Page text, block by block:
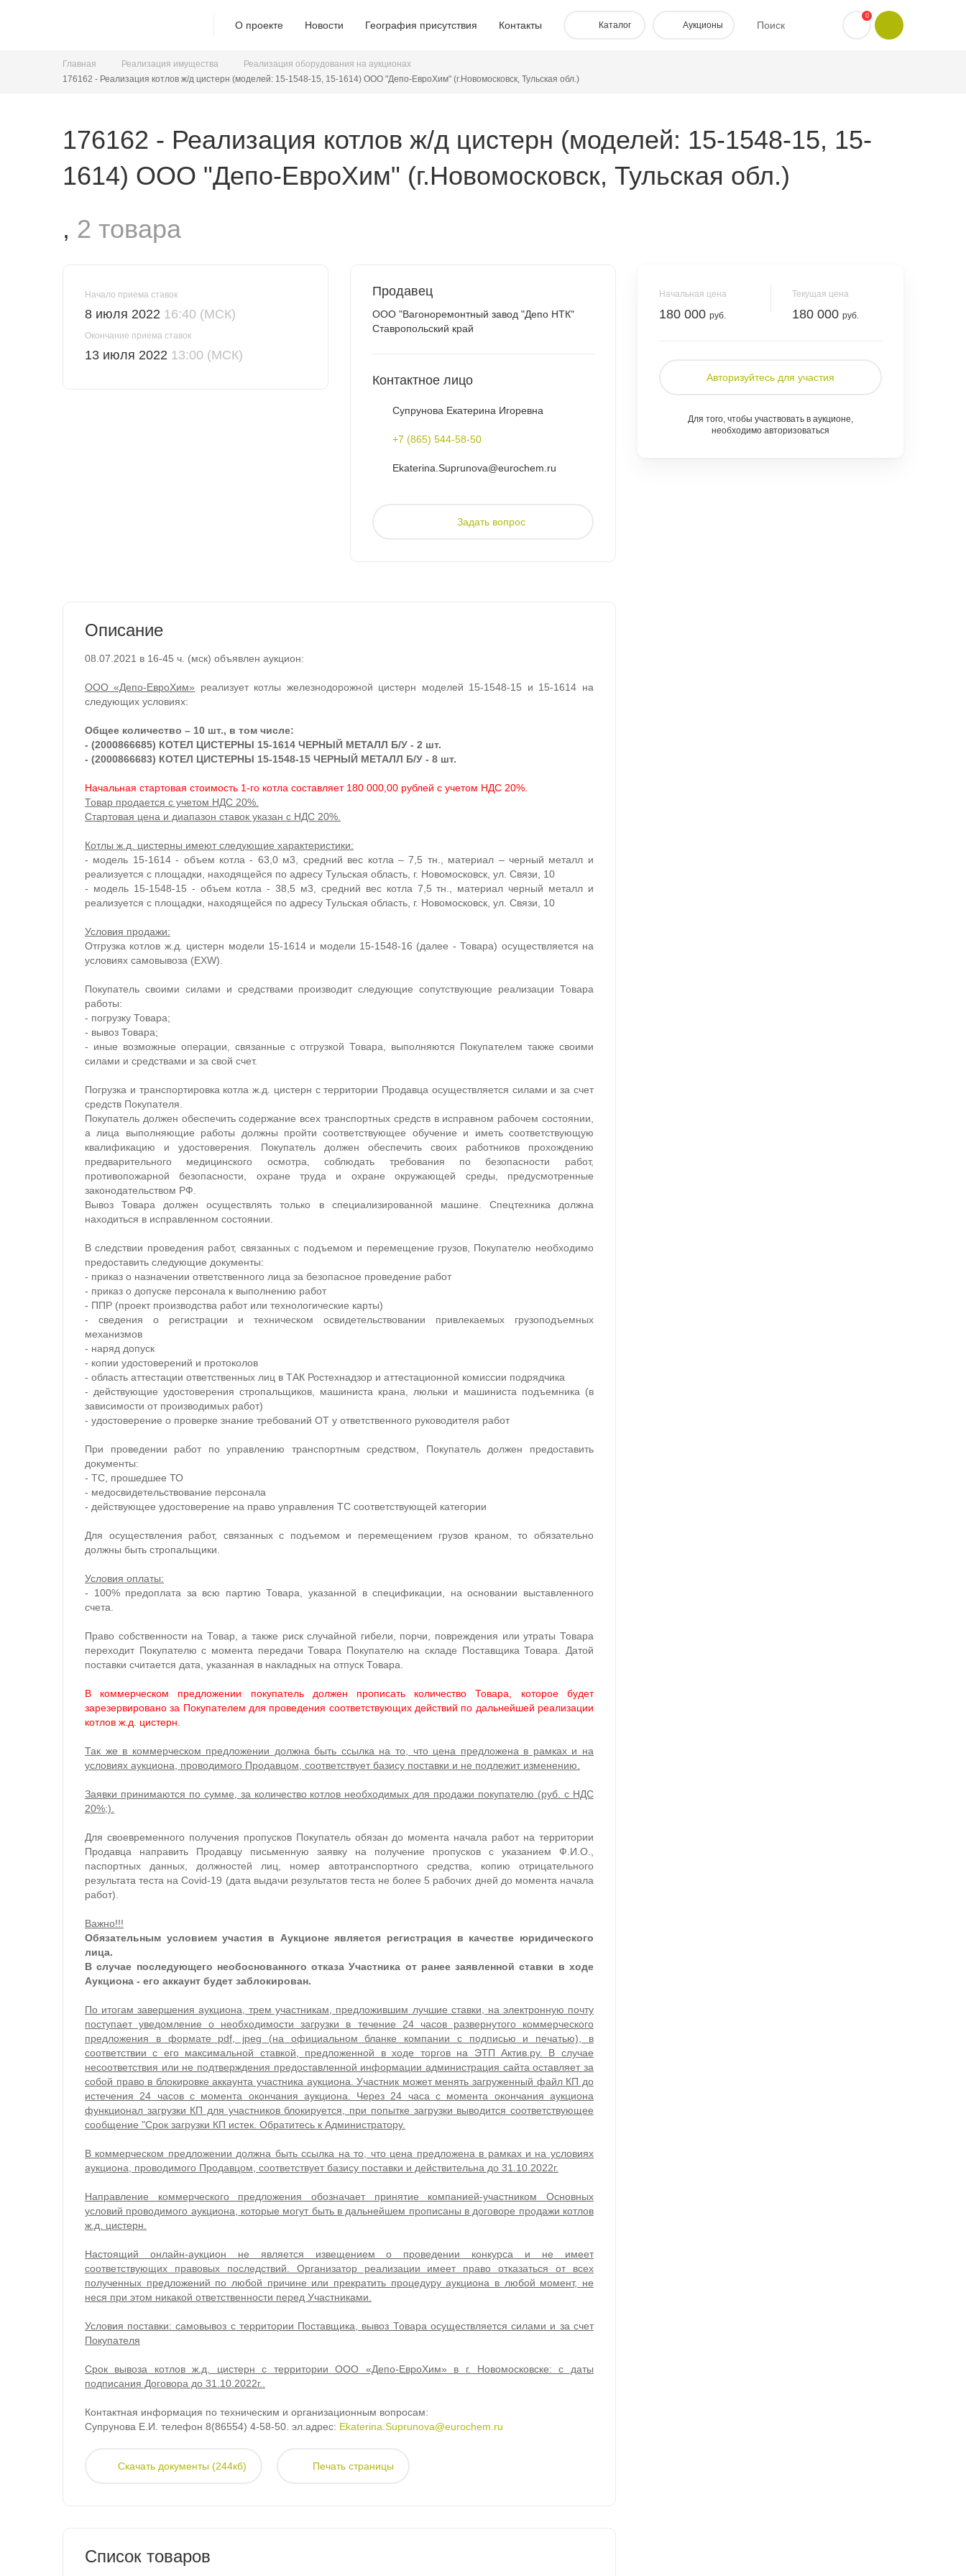
О проекте Новости География присутствия Контакты Каталог Аукционы Поиск
0
Главная Реализация имущества
Реализация оборудования на аукционах
176162 - Реализация котлов ж/д цистерн (моделей: 15-1548-15, 15-1614) ООО "Депо-ЕвроХим" (г.Новомосковск, Тульская обл.)
176162 - Реализация котлов ж/д цистерн (моделей: 15-1548-15, 15-
1614) ООО "Депо-ЕвроХим" (г.Новомосковск, Тульская обл.)
, 2 товара
Начало приема ставок
8 июля 2022 16:40 (МСК)
Окончание приема ставок
13 июля 2022 13:00 (МСК)
Начальная цена
180 000
Текущая цена
180 000
Авторизуйтесь для участия
Для того, чтобы участвовать в аукционе,
необходимо авторизоваться
Продавец
ООО "Вагоноремонтный завод "Депо НТК"
Ставропольский край
Контактное лицо
Супрунова Екатерина Игоревна
+7 (865) 544-58-50
Ekaterina.Suprunova@eurochem.ru
Задать вопрос
Список товаров
Описание
08.07.2021 в 16-45 ч. (мск) объявлен аукцион:
ООО «Депо-ЕвроХим» реализует котлы железнодорожной цистерн моделей 15-1548-15 и 15-1614 на
следующих условиях:
Общее количество – 10 шт., в том числе:
- (2000866685) КОТЕЛ ЦИСТЕРНЫ 15-1614 ЧЕРНЫЙ МЕТАЛЛ Б/У - 2 шт.
- (2000866683) КОТЕЛ ЦИСТЕРНЫ 15-1548-15 ЧЕРНЫЙ МЕТАЛЛ Б/У - 8 шт.
Начальная стартовая стоимость 1-го котла составляет 180 000,00 рублей с учетом НДС 20%.
Товар продается с учетом НДС 20%.
Стартовая цена и диапазон ставок указан с НДС 20%.
Котлы ж.д. цистерны имеют следующие характеристики:
- модель 15-1614 - объем котла - 63,0 м3, средний вес котла – 7,5 тн., материал – черный металл и
реализуется с площадки, находящейся по адресу Тульская область, г. Новомосковск, ул. Связи, 10
- модель 15-1548-15 - объем котла - 38,5 м3, средний вес котла 7,5 тн., материал черный металл и
реализуется с площадки, находящейся по адресу Тульская область, г. Новомосковск, ул. Связи, 10
Условия продажи:
Отгрузка котлов ж.д. цистерн модели 15-1614 и модели 15-1548-16 (далее - Товара) осуществляется на
условиях самовывоза (EXW).
Покупатель своими силами и средствами производит следующие сопутствующие реализации Товара
работы:
- погрузку Товара;
- вывоз Товара;
- иные возможные операции, связанные с отгрузкой Товара, выполняются Покупателем также своими
силами и средствами и за свой счет.
Погрузка и транспортировка котла ж.д. цистерн с территории Продавца осуществляется силами и за счет
средств Покупателя.
Покупатель должен обеспечить содержание всех транспортных средств в исправном рабочем состоянии,
а лица выполняющие работы должны пройти соответствующее обучение и иметь соответствующую
квалификацию и удостоверения. Покупатель должен обеспечить своих работников прохождению
предварительного медицинского осмотра, соблюдать требования по безопасности работ,
противопожарной безопасности, охране труда и охране окружающей среды, предусмотренные
законодательством РФ.
Вывоз Товара должен осуществлять только в специализированной машине. Спецтехника должна
находиться в исправленном состоянии.
В следствии проведения работ, связанных с подъемом и перемещение грузов, Покупателю необходимо
предоставить следующие документы:
- приказ о назначении ответственного лица за безопасное проведение работ
- приказ о допуске персонала к выполнению работ
- ППР (проект производства работ или технологические карты)
- сведения о регистрации и техническом освидетельствовании привлекаемых грузоподъемных
механизмов
- наряд допуск
- копии удостоверений и протоколов
- область аттестации ответственных лиц в ТАК Ростехнадзор и аттестационной комиссии подрядчика
- действующие удостоверения стропальщиков, машиниста крана, люльки и машиниста подъемника (в
зависимости от производимых работ)
- удостоверение о проверке знание требований ОТ у ответственного руководителя работ
При проведении работ по управлению транспортным средством, Покупатель должен предоставить
документы:
- ТС, прошедшее ТО
- медосвидетельствование персонала
- действующее удостоверение на право управления ТС соответствующей категории
Для осуществления работ, связанных с подъемом и перемещением грузов краном, то обязательно
должны быть стропальщики.
Условия оплаты:
- 100% предоплата за всю партию Товара, указанной в спецификации, на основании выставленного
счета.
Право собственности на Товар, а также риск случайной гибели, порчи, повреждения или утраты Товара
переходит Покупателю с момента передачи Товара Покупателю на складе Поставщика Товара. Датой
поставки считается дата, указанная в накладных на отпуск Товара.
В коммерческом предложении покупатель должен прописать количество Товара, которое будет
зарезервировано за Покупателем для проведения соответствующих действий по дальнейшей реализации
котлов ж.д. цистерн.
Так же в коммерческом предложении должна быть ссылка на то, что цена предложена в рамках и на
условиях аукциона, проводимого Продавцом, соответствует базису поставки и не подлежит изменению.
Заявки принимаются по сумме, за количество котлов необходимых для продажи покупателю (руб. с НДС
20%;).
Для своевременного получения пропусков Покупатель обязан до момента начала работ на территории
Продавца направить Продавцу письменную заявку на получение пропусков с указанием Ф.И.О.,
паспортных данных, должностей лиц, номер автотранспортного средства, копию отрицательного
результата теста на Covid-19 (дата выдачи результатов теста не более 5 рабочих дней до момента начала
работ).
Важно!!!
Обязательным условием участия в Аукционе является регистрация в качестве юридического
лица.
В случае последующего необоснованного отказа Участника от ранее заявленной ставки в ходе
Аукциона - его аккаунт будет заблокирован.
По итогам завершения аукциона, трем участникам, предложившим лучшие ставки, на электронную почту
поступает уведомление о необходимости загрузки в течение 24 часов развернутого коммерческого
предложения в формате pdf, jpeg (на официальном бланке компании с подписью и печатью), в
соответствии с его максимальной ставкой, предложенной в ходе торгов на ЭТП Актив.ру. В случае
несоответствия или не подтверждения предоставленной информации администрация сайта оставляет за
собой право в блокировке аккаунта участника аукциона. Участник может менять загруженный файл КП до
истечения 24 часов с момента окончания аукциона. Через 24 часа с момента окончания аукциона
функционал загрузки КП для участников блокируется, при попытке загрузки выводится соответствующее
сообщение "Срок загрузки КП истек. Обратитесь к Администратору.
В коммерческом предложении должна быть ссылка на то, что цена предложена в рамках и на условиях
аукциона, проводимого Продавцом, соответствует базису поставки и действительна до 31.10.2022г.
Направление коммерческого предложения обозначает принятие компанией-участником Основных
условий проводимого аукциона, которые могут быть в дальнейшем прописаны в договоре продажи котлов
ж.д. цистерн.
Настоящий онлайн-аукцион не является извещением о проведении конкурса и не имеет
соответствующих правовых последствий. Организатор реализации имеет право отказаться от всех
полученных предложений по любой причине или прекратить процедуру аукциона в любой момент, не
неся при этом никакой ответственности перед Участниками.
Условия поставки: самовывоз с территории Поставщика, вывоз Товара осуществляется силами и за счет
Покупателя
Срок вывоза котлов ж.д. цистерн с территории ООО «Депо-ЕвроХим» в г. Новомосковске: с даты
подписания Договора до 31.10.2022г..
Контактная информация по техническим и организационным вопросам:
Супрунова Е.И. телефон 8(86554) 4-58-50. эл.адрес: Ekaterina.Suprunova@eurochem.ru
Скачать документы (244кб) Печать страницы